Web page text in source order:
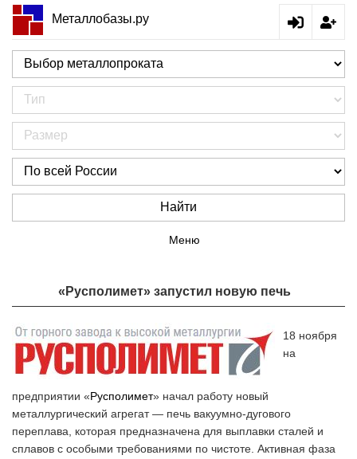
Металлобазы.ру
Найти
Меню
«Русполимет» запустил новую печь
18 ноября
на
предприятии «Русполимет» начал работу новый
металлургический агрегат — печь вакуумно-дугового
переплава, которая предназначена для выплавки сталей и
сплавов с особыми требованиями по чистоте. Активная фаза